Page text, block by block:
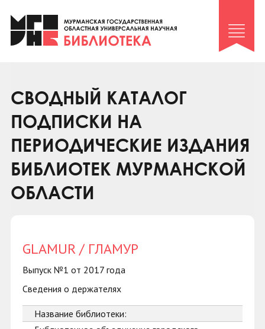
Клуб «Гиря и сельдерей»
Клуб «Семейный архив»
Коллегам
Контакты
СВОДНЫЙ КАТАЛОГ
ПОДПИСКИ НА
ПЕРИОДИЧЕСКИЕ ИЗДАНИЯ
БИБЛИОТЕК МУРМАНСКОЙ
ОБЛАСТИ
GLAMUR / ГЛАМУР
Выпуск №1 от 2017 года
Сведения о держателях
Название библиотеки: